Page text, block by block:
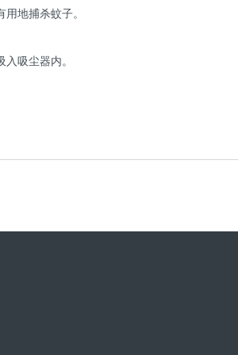
地捕杀蚊子。
吸尘器内。